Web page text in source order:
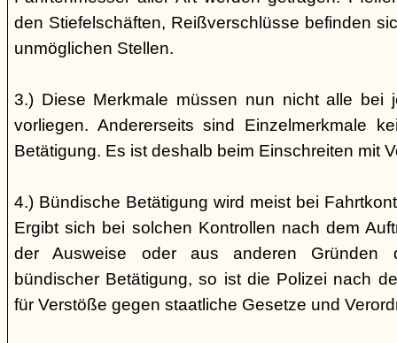
den Stiefelschäften, Reißverschlüsse befinden
unmöglichen Stellen.
3.) Diese Merkmale müssen nun nicht alle bei
vorliegen. Andererseits sind Einzelmerkmale
Betätigung. Es ist deshalb beim Einschreiten mit
4.) Bündische Betätigung wird meist bei
Ergibt sich bei solchen Kontrollen nach dem
der Ausweise oder aus anderen Gründen
bündischer Betätigung, so ist die Polizei nach
für Verstöße gegen staatliche Gesetze und